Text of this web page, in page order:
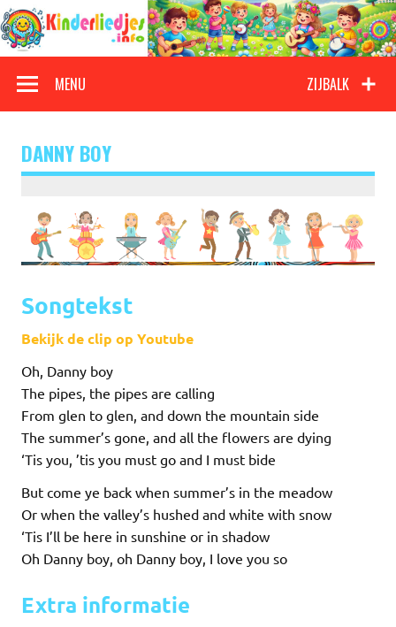
Doorgaan
naar
inhoud
Kinderliedjes
ZIJBALK
MENU
DANNY BOY
Songtekst
Bekijk de clip op Youtube
Oh, Danny boy
The pipes, the pipes are calling
From glen to glen, and down the mountain side
The summer’s gone, and all the flowers are dying
‘Tis you, ’tis you must go and I must bide
But come ye back when summer’s in the meadow
Or when the valley’s hushed and white with snow
‘Tis I’ll be here in sunshine or in shadow
Oh Danny boy, oh Danny boy, I love you so
Extra informatie